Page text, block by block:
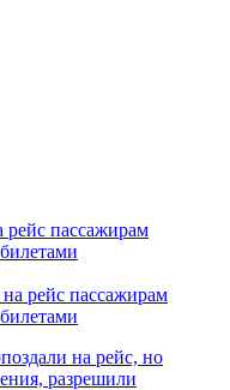
пассажирам
на рейс, но
разрешили